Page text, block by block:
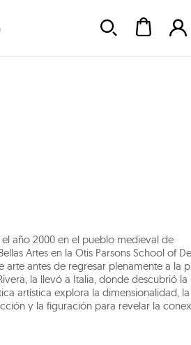
año 2000 en el pueblo medieval de
Artes en la Otis Parsons School of
antes de regresar plenamente a la
la llevó a Italia, donde descubrió la
artística explora la dimensionalidad, la
y la figuración para revelar la